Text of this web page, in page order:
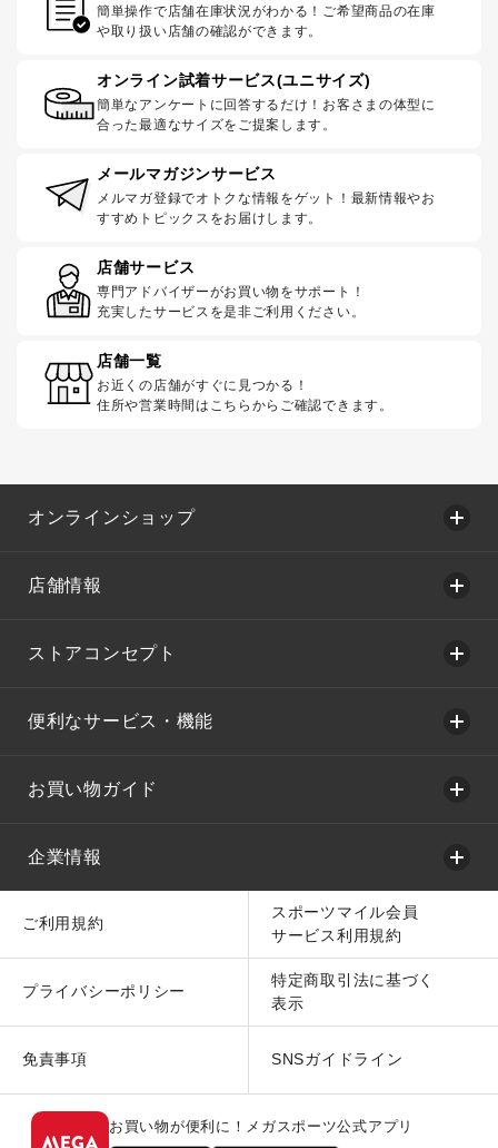
簡単操作で店舗在庫状況がわかる！ご希望商品の在庫
や取り扱い店舗の確認ができます。
オンライン試着サービス(ユニサイズ)
簡単なアンケートに回答するだけ！お客さまの体型に
合った最適なサイズをご提案します。
メールマガジンサービス
メルマガ登録でオトクな情報をゲット！最新情報やお
すすめトピックスをお届けします。
店舗サービス
専門アドバイザーがお買い物をサポート！
充実したサービスを是非ご利用ください。
店舗一覧
お近くの店舗がすぐに見つかる！
住所や営業時間はこちらからご確認できます。
オンラインショップ
店舗情報
ストアコンセプト
便利なサービス・機能
お買い物ガイド
企業情報
ご利用規約
スポーツマイル会員
サービス利用規約
プライバシーポリシー
特定商取引法に基づく
表示
免責事項 SNSガイドライン
お買い物が便利に！メガスポーツ公式アプリ